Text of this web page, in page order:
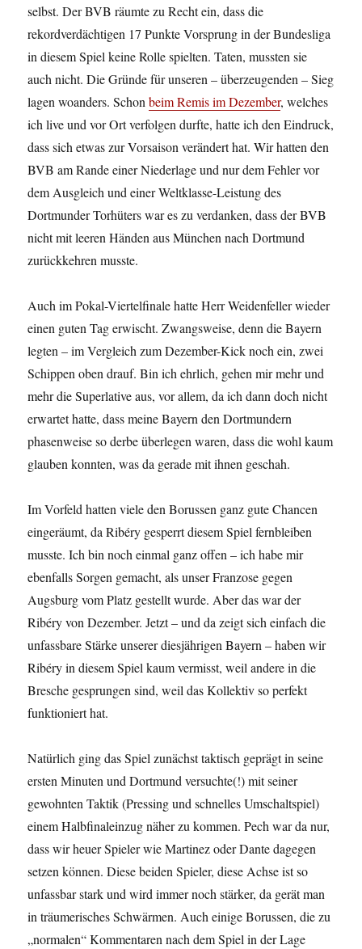
selbst. Der BVB räumte zu Recht ein, dass die
rekordverdächtigen 17 Punkte Vorsprung in der Bundesliga
in diesem Spiel keine Rolle spielten. Taten, mussten sie
auch nicht. Die Gründe für unseren – überzeugenden – Sieg
lagen woanders. Schonbeim Remis im Dezember, welches
ich live und vor Ort verfolgen durfte, hatte ich den Eindruck,
dass sich etwas zur Vorsaison verändert hat. Wir hatten den
BVB am Rande einer Niederlage und nur dem Fehler vor
dem Ausgleich und einer Weltklasse-Leistung des
Dortmunder Torhüters war es zu verdanken, dass der BVB
nicht mit leeren Händen aus München nach Dortmund
zurückkehren musste.
Auch im Pokal-Viertelfinale hatte Herr Weidenfeller wieder
einen guten Tag erwischt. Zwangsweise, denn die Bayern
legten – im Vergleich zum Dezember-Kick noch ein, zwei
Schippen oben drauf. Bin ich ehrlich, gehen mir mehr und
mehr die Superlative aus, vor allem, da ich dann doch nicht
erwartet hatte, dass meine Bayern den Dortmundern
phasenweise so derbe überlegen waren, dass die wohl kaum
glauben konnten, was da gerade mit ihnen geschah.
Im Vorfeld hatten viele den Borussen ganz gute Chancen
eingeräumt, da Ribéry gesperrt diesem Spiel fernbleiben
musste. Ich bin noch einmal ganz offen – ich habe mir
ebenfalls Sorgen gemacht, als unser Franzose gegen
Augsburg vom Platz gestellt wurde. Aber das war der
Ribéry von Dezember. Jetzt – und da zeigt sich einfach die
unfassbare Stärke unserer diesjährigen Bayern – haben wir
Ribéry in diesem Spiel kaum vermisst, weil andere in die
Bresche gesprungen sind, weil das Kollektiv so perfekt
funktioniert hat.
Natürlich ging das Spiel zunächst taktisch geprägt in seine
ersten Minuten und Dortmund versuchte(!) mit seiner
gewohnten Taktik (Pressing und schnelles Umschaltspiel)
einem Halbfinaleinzug näher zu kommen. Pech war da nur,
dass wir heuer Spieler wie Martinez oder Dante dagegen
setzen können. Diese beiden Spieler, diese Achse ist so
unfassbar stark und wird immer noch stärker, da gerät man
in träumerisches Schwärmen. Auch einige Borussen, die zu
„normalen“ Kommentaren nach dem Spiel in der Lage